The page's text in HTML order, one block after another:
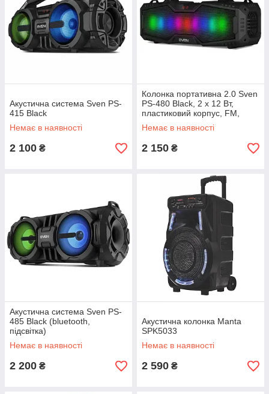
Акустична система Sven PS-
415 Black
Немає в наявності
2 100 ₴
Колонка портативна 2.0 Sven
PS-480 Black, 2 x 12 Вт,
пластиковий корпус, FM,
Bluetooth, USB, microSD
Немає в наявності
2 150 ₴
Акустична система Sven PS-
485 Black (bluetooth,
підсвітка)
Немає в наявності
2 200 ₴
Акустична колонка Manta
SPK5033
Немає в наявності
2 590 ₴